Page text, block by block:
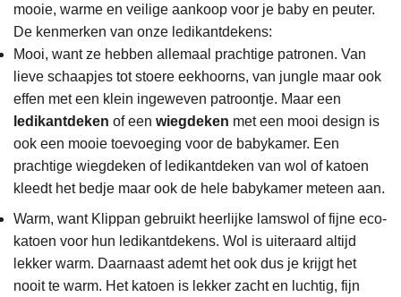
mooie, warme en veilige aankoop voor je baby en peuter.
De kenmerken van onze ledikantdekens:
Mooi, want ze hebben allemaal prachtige patronen. Van
lieve schaapjes tot stoere eekhoorns, van jungle maar ook
effen met een klein ingeweven patroontje. Maar een
ledikantdeken of een wiegdeken met een mooi design is
ook een mooie toevoeging voor de babykamer. Een
prachtige wiegdeken of ledikantdeken van wol of katoen
kleedt het bedje maar ook de hele babykamer meteen aan.
Warm, want Klippan gebruikt heerlijke lamswol of fijne eco-
katoen voor hun ledikantdekens. Wol is uiteraard altijd
lekker warm. Daarnaast ademt het ook dus je krijgt het
nooit te warm. Het katoen is lekker zacht en luchtig, fijn